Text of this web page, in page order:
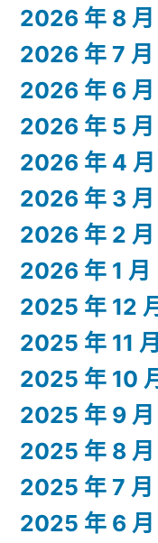
2026 年 8 月
2026 年 7 月
2026 年 6 月
2026 年 5 月
2026 年 4 月
2026 年 3 月
2026 年 2 月
2026 年 1 月
2025 年 12
2025 年 11 月
2025 年 10
2025 年 9 月
2025 年 8 月
2025 年 7 月
2025 年 6 月